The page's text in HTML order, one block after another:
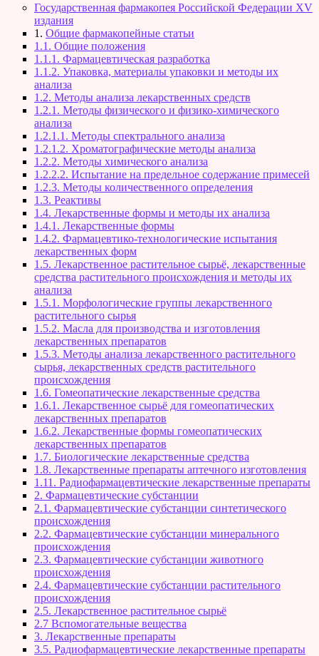
Государственная фармакопея Российской Федерации XV
издания
1. Общие фармакопейные статьи
1.1. Общие положения
1.1.1. Фармацевтическая разработка
1.1.2. Упаковка, материалы упаковки и методы их
анализа
1.2. Методы анализа лекарственных средств
1.2.1. Методы физического и физико-химического
анализа
1.2.1.1. Методы спектрального анализа
1.2.1.2. Хроматографические методы анализа
1.2.2. Методы химического анализа
1.2.2.2. Испытание на предельное содержание примесей
1.2.3. Методы количественного определения
1.3. Реактивы
1.4. Лекарственные формы и методы их анализа
1.4.1. Лекарственные формы
1.4.2. Фармацевтико-технологические испытания
лекарственных форм
1.5. Лекарственное растительное сырьё, лекарственные
средства растительного происхождения и методы их
анализа
1.5.1. Морфологические группы лекарственного
растительного сырья
1.5.2. Масла для производства и изготовления
лекарственных препаратов
1.5.3. Методы анализа лекарственного растительного
сырья, лекарственных средств растительного
происхождения
1.6. Гомеопатические лекарственные средства
1.6.1. Лекарственное сырьё для гомеопатических
лекарственных препаратов
1.6.2. Лекарственные формы гомеопатических
лекарственных препаратов
1.7. Биологические лекарственные средства
1.8. Лекарственные препараты аптечного изготовления
1.11. Радиофармацевтические лекарственные препараты
2. Фармацевтические субстанции
2.1. Фармацевтические субстанции синтетического
происхождения
2.2. Фармацевтические субстанции минерального
происхождения
2.3. Фармацевтические субстанции животного
происхождения
2.4. Фармацевтические субстанции растительного
происхождения
2.5. Лекарственное растительное сырьё
2.7 Вспомогательные вещества
3. Лекарственные препараты
3.5. Радиофармацевтические лекарственные препараты